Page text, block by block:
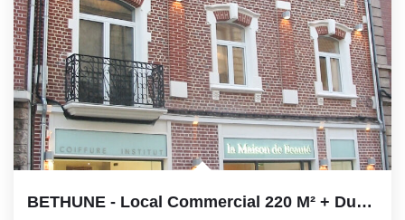
Qui Sommes-Nous
Nos Actualités
Avis Clients
BETHUNE - Local Commercial 220 M² + Duplex 80 M2- Toit...